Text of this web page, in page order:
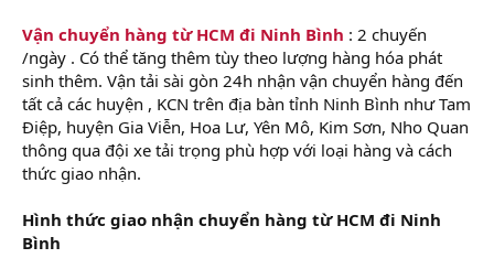
r
Vận chuyển hàng từ HCM đi Ninh Bình : 2 chuyến
/ngày . Có thể tăng thêm tùy theo lượng hàng hóa phát
sinh thêm. Vận tải sài gòn 24h nhận vận chuyển hàng đến
tất cả các huyện , KCN trên địa bàn tỉnh Ninh Bình như Tam
Điệp, huyện Gia Viễn, Hoa Lư, Yên Mô, Kim Sơn, Nho Quan
thông qua đội xe tải trọng phù hợp với loại hàng và cách
thức giao nhận.
Hình thức giao nhận chuyển hàng từ HCM đi Ninh
Bình